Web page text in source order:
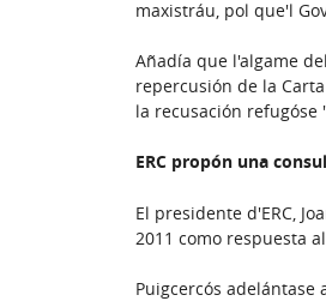
maxistráu, pol que'l
Añadía que l'algame
repercusión de la
la recusación refugóse
ERC propón una
El presidente d'ERC,
2011 como respuesta
Puigcercós adelántase